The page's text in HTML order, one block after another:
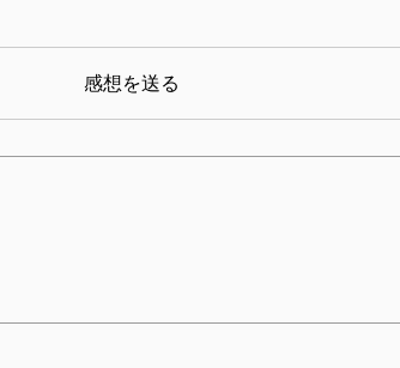
感想を送る